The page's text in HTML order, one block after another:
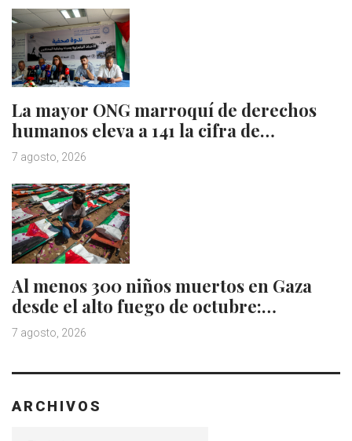
La mayor ONG marroquí de derechos
humanos eleva a 141 la cifra de…
7 agosto, 2026
Al menos 300 niños muertos en Gaza
desde el alto fuego de octubre:…
7 agosto, 2026
ARCHIVOS